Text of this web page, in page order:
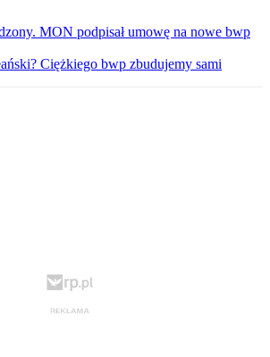
MON podpisał umowę na nowe bwp
Ciężkiego bwp zbudujemy sami